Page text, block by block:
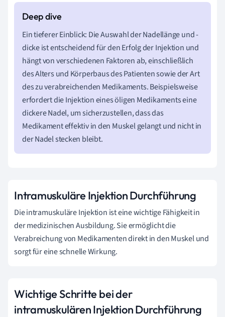
Ein tieferer Einblick: Die Auswahl der Nadellänge und -
dicke ist entscheidend für den Erfolg der Injektion und
hängt von verschiedenen Faktoren ab, einschließlich
des Alters und Körperbaus des Patienten sowie der Art
des zu verabreichenden Medikaments. Beispielsweise
erfordert die Injektion eines öligen Medikaments eine
dickere Nadel, um sicherzustellen, dass das
Medikament effektiv in den Muskel gelangt und nicht in
der Nadel stecken bleibt.
Intramuskuläre Injektion Durchführung
Die intramuskuläre Injektion ist eine wichtige Fähigkeit in
der medizinischen Ausbildung. Sie ermöglicht die
Verabreichung von Medikamenten direkt in den Muskel und
sorgt für eine schnelle Wirkung.
Wichtige Schritte bei der
intramuskulären Injektion Durchführung